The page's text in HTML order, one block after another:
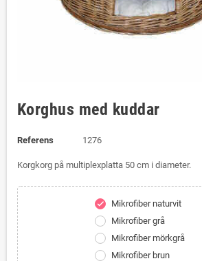
Korghus med kuddar
Referens 1276
Korgkorg på multiplexplatta 50 cm i diameter.
check
Mikrofiber naturvit
Mikrofiber grå
Mikrofiber mörkgrå
Mikrofiber brun